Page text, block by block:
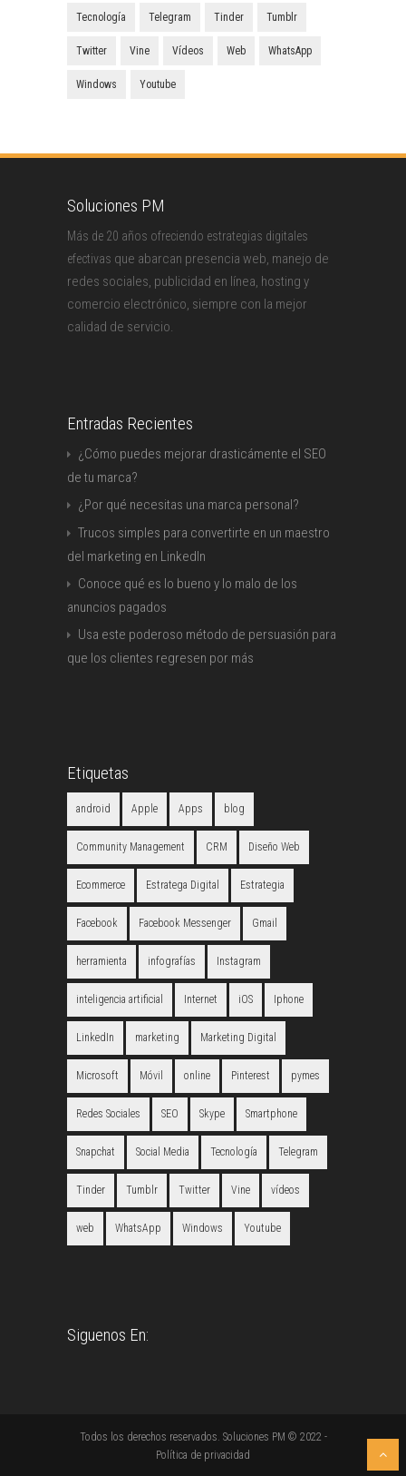
Tecnología Telegram Tinder Tumblr
Twitter Vine Vídeos Web WhatsApp
Windows Youtube
Soluciones PM
Más de 20 años ofreciendo estrategias digitales
efectivas que abarcan presencia web, manejo de
redes sociales, publicidad en línea, hosting y
comercio electrónico, siempre con la mejor
calidad de servicio.
Entradas Recientes
¿Cómo puedes mejorar drasticámente el SEO
de tu marca?
¿Por qué necesitas una marca personal?
Trucos simples para convertirte en un maestro
del marketing en LinkedIn
Conoce qué es lo bueno y lo malo de los
anuncios pagados
Usa este poderoso método de persuasión para
que los clientes regresen por más
Etiquetas
android Apple Apps blog
Community Management CRM Diseño Web
Ecommerce Estratega Digital Estrategia
Facebook Facebook Messenger Gmail
herramienta infografías Instagram
inteligencia artificial Internet iOS Iphone
LinkedIn marketing Marketing Digital
Microsoft Móvil online Pinterest pymes
Redes Sociales SEO Skype Smartphone
Snapchat Social Media Tecnología Telegram
Tinder Tumblr Twitter Vine vídeos
web WhatsApp Windows Youtube
Siguenos En:
Todos los derechos reservados. Soluciones PM © 2022 -
Política de privacidad